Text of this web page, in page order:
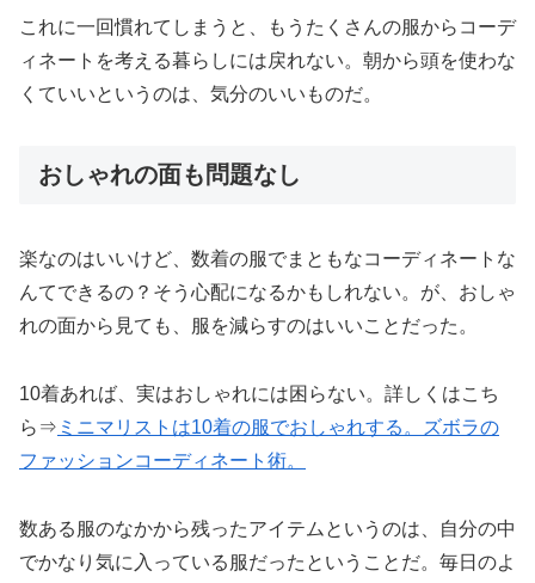
これに一回慣れてしまうと、もうたくさんの服からコーデ
ィネートを考える暮らしには戻れない。朝から頭を使わな
くていいというのは、気分のいいものだ。
おしゃれの面も問題なし
楽なのはいいけど、数着の服でまともなコーディネートな
んてできるの？そう心配になるかもしれない。が、おしゃ
れの面から見ても、服を減らすのはいいことだった。
10着あれば、実はおしゃれには困らない。詳しくはこち
ら⇒ ミニマリストは10着の服でおしゃれする。ズボラの
ファッションコーディネート術。
数ある服のなかから残ったアイテムというのは、自分の中
でかなり気に入っている服だったということだ。毎日のよ